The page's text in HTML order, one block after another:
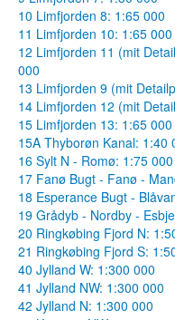
10 Limfjorden 8: 1:65 000
11 Limfjorden 10: 1:65 000
12 Limfjorden 11 (mit
000
13 Limfjorden 9 (mit
14 Limfjorden 12 (mit
15 Limfjorden 13: 1:65 000
15A Thyborøn Kanal: 1:40
16 Sylt N - Romø: 1:75 000
17 Fanø Bugt - Fanø -
18 Esperance Bugt -
19 Grådyb - Nordby -
20 Ringkøbing Fjord N:
21 Ringkøbing Fjord S:
40 Jylland W: 1:300 000
41 Jylland NW: 1:300 000
42 Jylland N: 1:300 000